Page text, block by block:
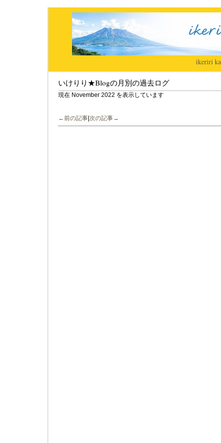
ikeriri|
いけりり★Blogの月別の過去ログ
現在 November 2022 を表示しています
←前の記事 次の記事→